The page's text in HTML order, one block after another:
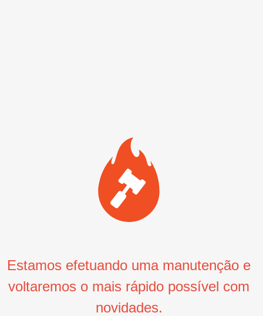
Estamos efetuando uma manutenção e
voltaremos o mais rápido possível com
novidades.